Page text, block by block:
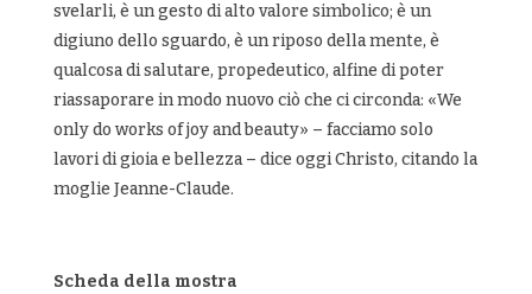
svelarli, è un gesto di alto valore simbolico; è un
digiuno dello sguardo, è un riposo della mente, è
qualcosa di salutare, propedeutico, alfine di poter
riassaporare in modo nuovo ciò che ci circonda: «We
only do works of joy and beauty» – facciamo solo
lavori di gioia e bellezza – dice oggi Christo, citando la
moglie Jeanne-Claude.
Scheda della mostra